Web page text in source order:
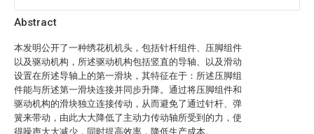
Abstract
本发明公开了一种绣花机机头，包括针杆组件、压脚组件
以及驱动机构，所述驱动机构包括竖直的导轴、以及滑动
设置在所述导轴上的第一滑块，其特征在于：所述压脚组
件能与所述第一滑块连接并同步升降。通过将压脚组件和
驱动机构的滑块独立连接传动，从而避免了通过针杆、弹
簧来带动，由此大大降低了主动力传动轴所受到的力，使
得噪声大大减少，同时提高效率，降低生产成本。